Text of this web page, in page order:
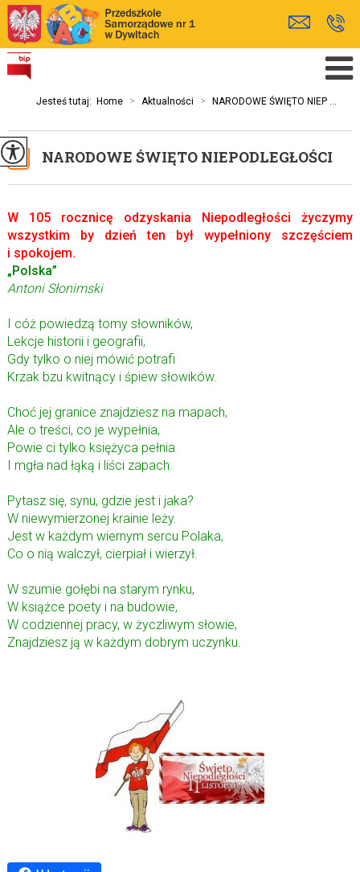
Jesteś tutaj: Home > Aktualności > NARODOWE ŚWIĘTO NIEP ...
NARODOWE ŚWIĘTO NIEPODLEGŁOŚCI
W 105 rocznicę odzyskania Niepodległości życzymy
wszystkim by dzień ten był wypełniony szczęściem
i spokojem.
„Polska”
Antoni Słonimski
I cóż powiedzą tomy słowników,
Lekcje historii i geografii,
Gdy tylko o niej mówić potrafi
Krzak bzu kwitnący i śpiew słowików.
Choć jej granice znajdziesz na mapach,
Ale o treści, co je wypełnia,
Powie ci tylko księżyca pełnia
I mgła nad łąką i liści zapach.
Pytasz się, synu, gdzie jest i jaka?
W niewymierzonej krainie leży.
Jest w każdym wiernym sercu Polaka,
Co o nią walczył, cierpiał i wierzył.
W szumie gołębi na starym rynku,
W książce poety i na budowie,
W codziennej pracy, w życzliwym słowie,
Znajdziesz ją w każdym dobrym uczynku.